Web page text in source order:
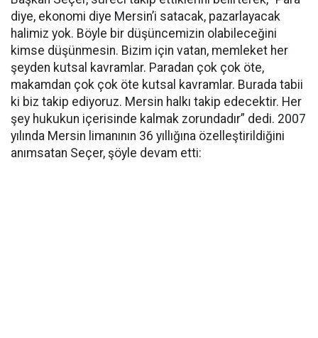
diye, ekonomi diye Mersin’i satacak, pazarlayacak
halimiz yok. Böyle bir düşüncemizin olabileceğini
kimse düşünmesin. Bizim için vatan, memleket her
şeyden kutsal kavramlar. Paradan çok çok öte,
makamdan çok çok öte kutsal kavramlar. Burada tabii
ki biz takip ediyoruz. Mersin halkı takip edecektir. Her
şey hukukun içerisinde kalmak zorundadır” dedi. 2007
yılında Mersin limanının 36 yıllığına özelleştirildiğini
anımsatan Seçer, şöyle devam etti: